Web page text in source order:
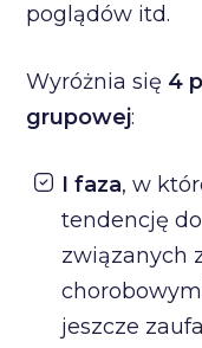
poglądów itd.
Wyróżnia się 4
grupowej:
I faza, w
tendencję
związanych
jeszcze